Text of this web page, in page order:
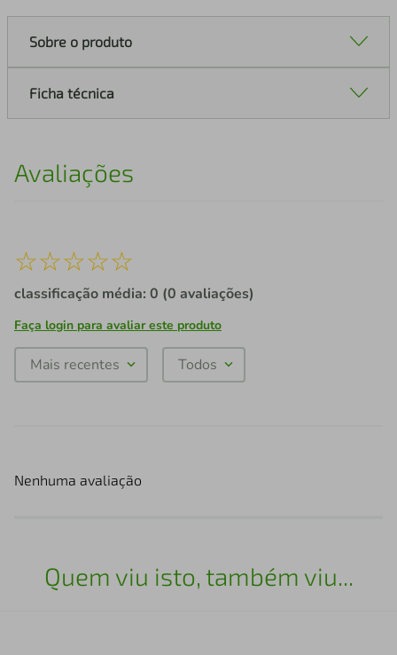
Sobre o produto
Ficha técnica
Avaliações
☆☆☆☆☆
classificação média: 0 (0 avaliações)
Faça login para avaliar este produto
Mais recentes Todos
Nenhuma avaliação
Quem viu isto, também viu...